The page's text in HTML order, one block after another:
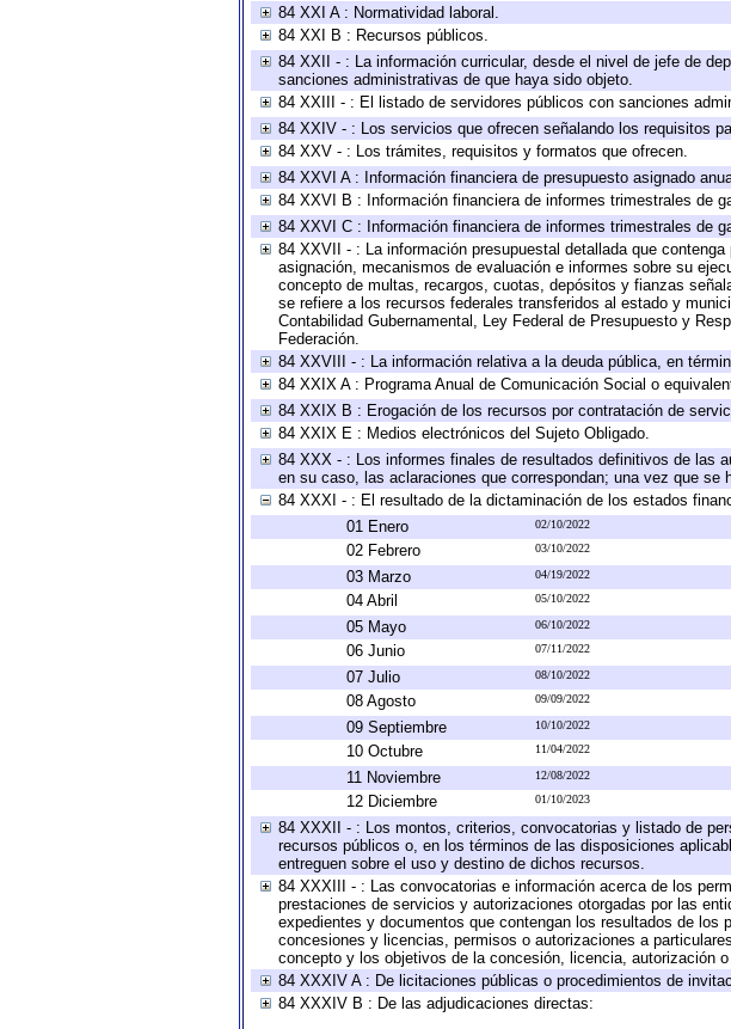
84 XXI A : Normatividad laboral.
84 XXI B : Recursos públicos.
84 XXII - : La información curricular, desde el nivel de jefe de
sanciones administrativas de que haya sido objeto.
84 XXIII - : El listado de servidores públicos con sanciones
84 XXIV - : Los servicios que ofrecen señalando los requisitos
84 XXV - : Los trámites, requisitos y formatos que ofrecen.
84 XXVI A : Información financiera de presupuesto asignado
84 XXVI B : Información financiera de informes trimestrales de
84 XXVI C : Información financiera de informes trimestrales de
84 XXVII - : La información presupuestal detallada que
asignación, mecanismos de evaluación e informes sobre su
concepto de multas, recargos, cuotas, depósitos y fianzas
se refiere a los recursos federales transferidos al estado y
Contabilidad Gubernamental, Ley Federal de Presupuesto y
Federación.
84 XXVIII - : La información relativa a la deuda pública, en
84 XXIX A : Programa Anual de Comunicación Social o
84 XXIX B : Erogación de los recursos por contratación de
84 XXIX E : Medios electrónicos del Sujeto Obligado.
84 XXX - : Los informes finales de resultados definitivos de las
en su caso, las aclaraciones que correspondan; una vez que
84 XXXI - : El resultado de la dictaminación de los estados
01 Enero
02/10/2022
02 Febrero 03/10/2022
03 Marzo 04/19/2022
04 Abril 05/10/2022
05 Mayo 06/10/2022
06 Junio 07/11/2022
07 Julio 08/10/2022
08 Agosto 09/09/2022
09 Septiembre 10/10/2022
10 Octubre 11/04/2022
11 Noviembre 12/08/2022
12 Diciembre 01/10/2023
84 XXXII - : Los montos, criterios, convocatorias y listado de
recursos públicos o, en los términos de las disposiciones
entreguen sobre el uso y destino de dichos recursos.
84 XXXIII - : Las convocatorias e información acerca de los
prestaciones de servicios y autorizaciones otorgadas por las
expedientes y documentos que contengan los resultados de
concesiones y licencias, permisos o autorizaciones a
concepto y los objetivos de la concesión, licencia, autorización
84 XXXIV A : De licitaciones públicas o procedimientos de
84 XXXIV B : De las adjudicaciones directas: